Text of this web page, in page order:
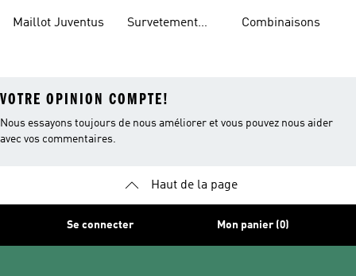
Maillot Juventus
Survetement
Combinaisons
VOTRE OPINION COMPTE!
Nous essayons toujours de nous améliorer et vous pouvez nous aider
avec vos commentaires.
Haut de la page
Se connecter Mon panier (0)